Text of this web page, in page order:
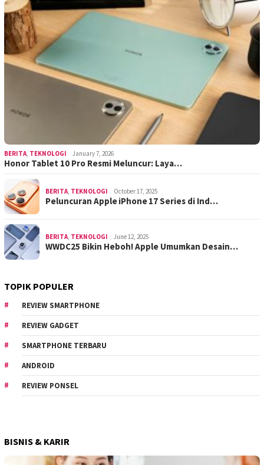
BERITA TEKNOLOGI January 7, 2026
Honor Tablet 10 Pro Resmi Meluncur: Laya…
BERITA TEKNOLOGI October 17, 2025
Peluncuran Apple iPhone 17 Series di Ind…
BERITA TEKNOLOGI June 12, 2025
WWDC25 Bikin Heboh! Apple Umumkan Desain…
TOPIK POPULER
REVIEW SMARTPHONE
REVIEW GADGET
SMARTPHONE TERBARU
ANDROID
REVIEW PONSEL
BISNIS & KARIR